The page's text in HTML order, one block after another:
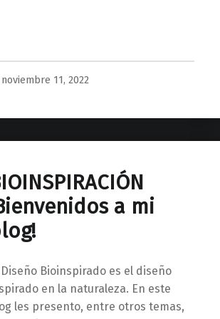
noviembre 11, 2022
a mi
Diseño Bioinspirado es el diseño
en la naturaleza. En este
les presento, entre otros temas,